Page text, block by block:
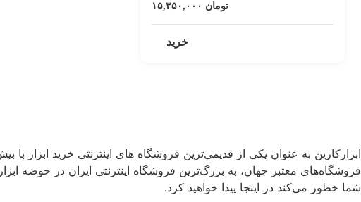
تومان
خرید
فروشگاه‌های معتبر جهان، به بزرگ‌ترین فروشگاه اینترنتی ایران در حوضه
شما خطور می‌کند در اینجا پیدا خواهید کرد.